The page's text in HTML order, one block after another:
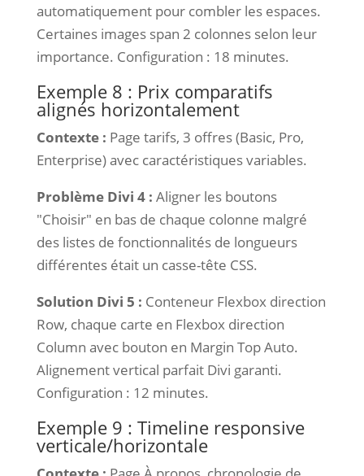
automatiquement pour combler les espaces.
Certaines images span 2 colonnes selon leur
importance. Configuration : 18 minutes.
Exemple 8 : Prix comparatifs
alignés horizontalement
Contexte : Page tarifs, 3 offres (Basic, Pro,
Enterprise) avec caractéristiques variables.
Problème Divi 4 : Aligner les boutons
"Choisir" en bas de chaque colonne malgré
des listes de fonctionnalités de longueurs
différentes était un casse-tête CSS.
Solution Divi 5 : Conteneur Flexbox direction
Row, chaque carte en Flexbox direction
Column avec bouton en Margin Top Auto.
Alignement vertical parfait Divi garanti.
Configuration : 12 minutes.
Exemple 9 : Timeline responsive
verticale/horizontale